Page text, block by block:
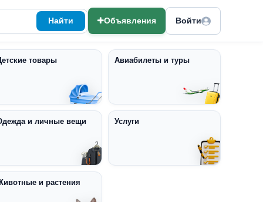
Найти Объявления Войти
товары Авиабилеты и туры
и личные вещи Услуги
и растения